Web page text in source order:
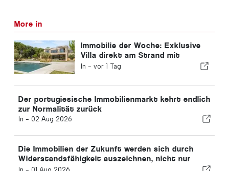
More in
Immobilie der Woche: Exklusive
Villa direkt am Strand mit
Panoramablick auf das Meer und
In - vor 1 Tag
Der portugiesische Immobilienmarkt kehrt endlich
zur Normalität zurück
In - 02 Aug 2026
Die Immobilien der Zukunft werden sich durch
Widerstandsfähigkeit auszeichnen, nicht nur
durch ihre Lage